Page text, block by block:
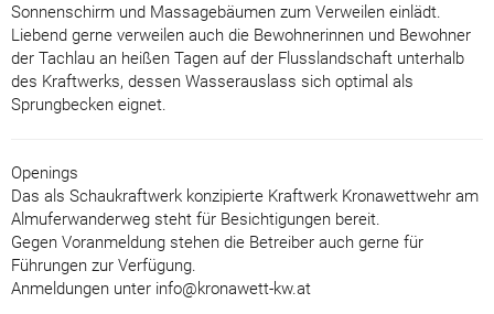
Sonnenschirm und Massagebäumen zum Verweilen einlädt.
Liebend gerne verweilen auch die Bewohnerinnen und Bewohner
der Tachlau an heißen Tagen auf der Flusslandschaft unterhalb
des Kraftwerks, dessen Wasserauslass sich optimal als
Sprungbecken eignet.
Openings
Das als Schaukraftwerk konzipierte Kraftwerk Kronawettwehr am
Almuferwanderweg steht für Besichtigungen bereit.
Gegen Voranmeldung stehen die Betreiber auch gerne für
Führungen zur Verfügung.
Anmeldungen unter info@kronawett-kw.at